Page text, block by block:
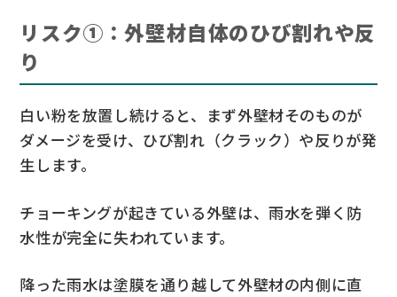
リスク①：外壁材自体のひび割れや反
り
白い粉を放置し続けると、まず外壁材そのものが
ダメージを受け、ひび割れ（クラック）や反りが発
生します。
チョーキングが起きている外壁は、雨水を弾く防
水性が完全に失われています。
降った雨水は塗膜を通り越して外壁材の内側に直